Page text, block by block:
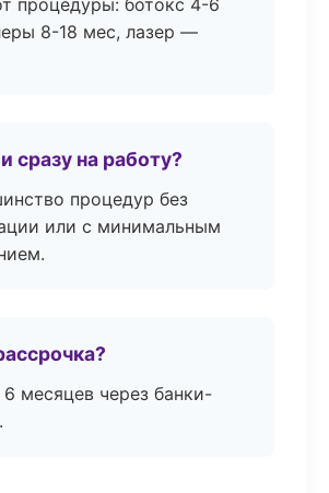
процедуры: ботокс 4-6
8-18 мес, лазер —
сразу на работу?
процедур без
или с минимальным
месяцев через банки-